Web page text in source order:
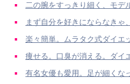
二の腕をすっきり細く、モデ
まず自分を好きにならなきゃ
楽々簡単。ムラタク式ダイエ
痩せる。口臭が消える。ダイ
有名女優も愛用。足が細くな